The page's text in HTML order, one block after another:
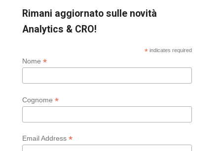
Rimani aggiornato sulle novità
Analytics & CRO!
*indicates required
Nome *
Cognome *
Email Address *